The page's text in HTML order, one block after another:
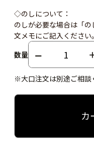
◇のしについて：
のしが必要な場合は「
文メモにご記入ください。
数量
※大口注文は別途ご相談
カ